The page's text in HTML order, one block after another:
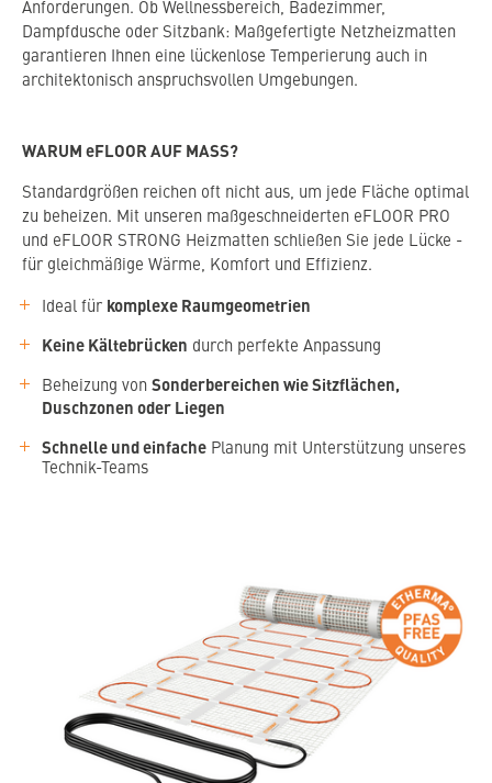
Anforderungen. Ob Wellnessbereich, Badezimmer,
Dampfdusche oder Sitzbank: Maßgefertigte Netzheizmatten
garantieren Ihnen eine lückenlose Temperierung auch in
architektonisch anspruchsvollen Umgebungen.
WARUM eFLOOR AUF MASS?
Standardgrößen reichen oft nicht aus, um jede Fläche optimal
zu beheizen. Mit unseren maßgeschneiderten eFLOOR PRO
und eFLOOR STRONG Heizmatten schließen Sie jede Lücke -
für gleichmäßige Wärme, Komfort und Effizienz.
Ideal für komplexe Raumgeometrien
Keine Kältebrücken durch perfekte Anpassung
Beheizung von Sonderbereichen wie Sitzflächen,
Duschzonen oder Liegen
Schnelle und einfache Planung mit Unterstützung unseres
Technik-Teams